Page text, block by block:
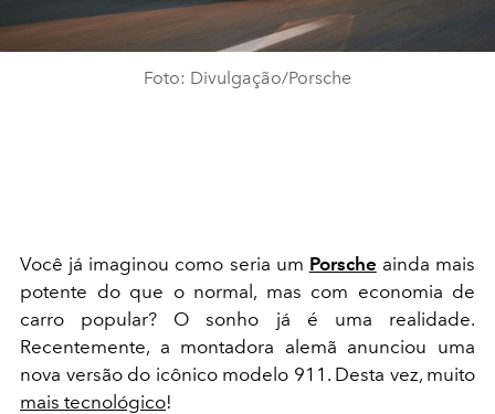
Foto: Divulgação/Porsche
Você já imaginou como seria um Porsche ainda mais
potente do que o normal, mas com economia de
carro popular? O sonho já é uma realidade.
Recentemente, a montadora alemã anunciou uma
nova versão do icônico modelo 911. Desta vez, muito
mais tecnológico!